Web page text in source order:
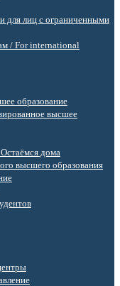
для лиц с ограниченными
/ For international
образование
высшее
дома
высшего образования